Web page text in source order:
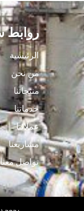
روابط
الرئيسية
من نحن
منتجاتنا
خدماتنا
عملائنا
مشاريعنا
تواصل معنا